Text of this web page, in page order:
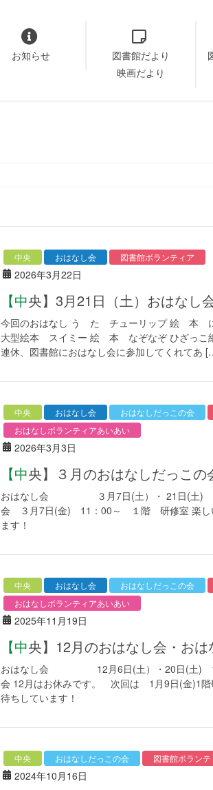
お知らせ
図書館だより
映画だより
中央 おはなし会 図書館ボランティア
2026年3月22日
【中央】3月21日（土）おはな
今回のおはなし う た チューリップ 絵 本
大型絵本 スイミー 絵 本 なぞなぞ ひざっ
連休、図書館におはなし会に参加してくれてあ
中央 おはなし会 おはなしだっこの会
おはなしボランティアあいあい
2026年3月3日
【中央】３月のおはなしだっ
おはなし会 ３月7日(土）・ 21日(土) 14
会 ３月7日(金) 11：00～ １階 研修室 楽し
ます！
中央 おはなし会 おはなしだっこの会
おはなしボランティアあいあい
2025年11月19日
【中央】12月のおはなし会・
おはなし会 12月6日(土）・20日(土) 14
会 12月はお休みです。 次回は 1月9日(金)1階
待ちしています！
中央 おはなしだっこの会 図書館ボランテ
2024年10月16日